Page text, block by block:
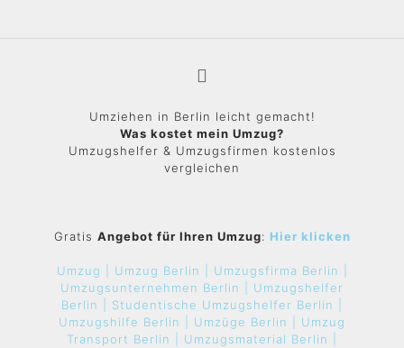
Umziehen in Berlin leicht gemacht!
Was kostet mein Umzug?
Umzugshelfer & Umzugsfirmen kostenlos
vergleichen
Gratis Angebot für Ihren Umzug: Hier klicken
Umzug | Umzug Berlin |
Umzugsfirma Berlin |
Umzugsunternehmen Berlin | Umzugshelfer
Berlin | Studentische Umzugshelfer Berlin |
Umzugshilfe Berlin | Umzüge Berlin | Umzug
Transport Berlin | Umzugsmaterial Berlin |